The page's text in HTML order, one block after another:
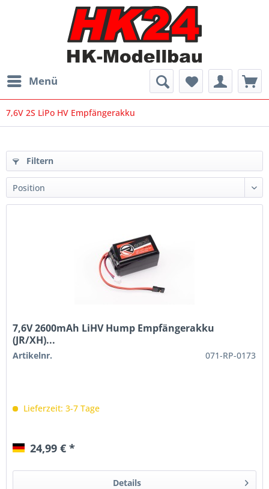
Menü
7,6V 2S LiPo HV Empfängerakku
Filtern
7,6V 2600mAh LiHV Hump Empfängerakku
(JR/XH)...
Artikelnr. 071-RP-0173
Lieferzeit: 3-7 Tage
24,99 € *
Details